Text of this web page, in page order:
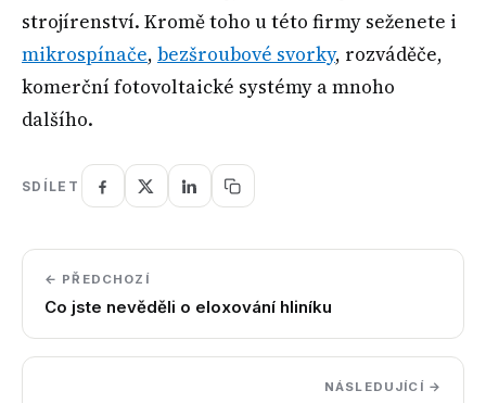
strojírenství. Kromě toho u této firmy seženete i
mikrospínače, bezšroubové svorky, rozváděče,
komerční fotovoltaické systémy a mnoho
dalšího.
SDÍLET
← PŘEDCHOZÍ
Co jste nevěděli o eloxování hliníku
NÁSLEDUJÍCÍ →